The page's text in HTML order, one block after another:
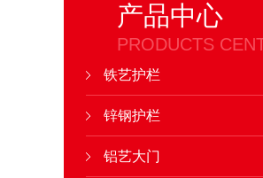
产品中心
PRODUCTS
铁艺护栏
锌钢护栏
铝艺大门